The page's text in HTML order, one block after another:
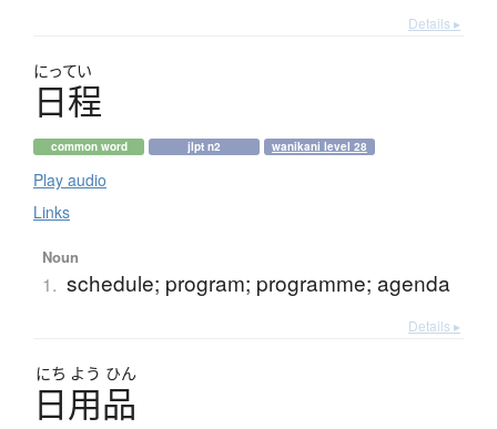
Details ▸
にってい
日程
common word jlpt n2 wanikani level 28
Play audio
Links
Noun
1. schedule; program; programme; agenda
Details ▸
にち よう ひん
日用品